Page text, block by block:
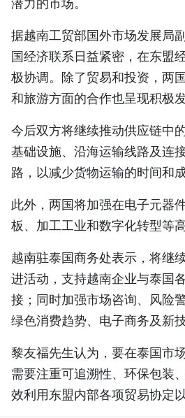
据越南工贸部国外市场发展局
国经济联系日益紧密，在东盟
极协调。除了贸易和投资，两
和旅游方面的合作也呈现积极发
今后双方将继续推动供应链中
基础设施、沿海运输线路及连
路，以减少货物运输的时间和成
此外，两国将加强在电子元器
板、加工工业和数字化转型等
越南驻泰国商务处表示，将继
进活动，支持越南企业与泰国
接；同时加强市场咨询、风险
绿色消费趋势、电子商务及新技
黎友福先生认为，要在泰国市
需要注重可追溯性、环保包装
效利用东盟内部各项贸易协定